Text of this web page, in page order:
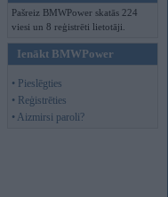
Pašreiz BMWPower skatās 224
viesi un 8 reģistrēti lietotāji.
Ienākt BMWPower
• Pieslēgties
• Reģistrēties
• Aizmirsi paroli?